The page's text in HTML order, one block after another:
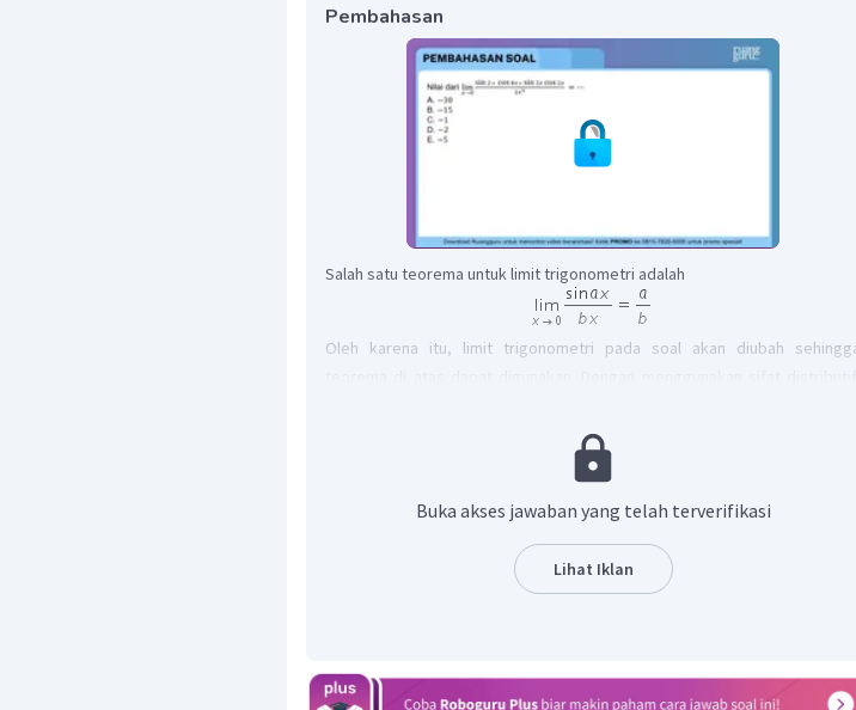
Pembahasan
Salah satu teorema untuk limit trigonometri adalah
Oleh karena itu, limit trigonometri pada soal akan diubah
Lalu, dengan menggunakan rumus selisih trigonometri,
, diperoleh
Buka akses jawaban yang telah terverifikasi
Lihat Iklan